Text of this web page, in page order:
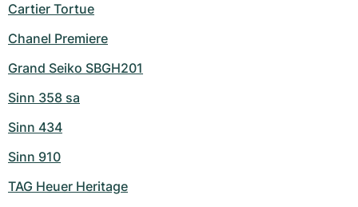
Cartier Tortue
Chanel Premiere
Grand Seiko SBGH201
Sinn 358 sa
Sinn 434
Sinn 910
TAG Heuer Heritage